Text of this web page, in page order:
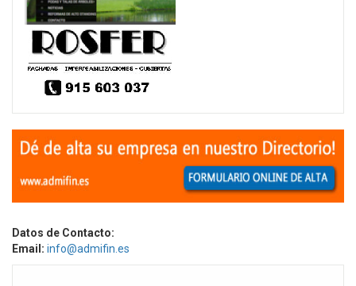
Datos de Contacto:
Email: info@admifin.es